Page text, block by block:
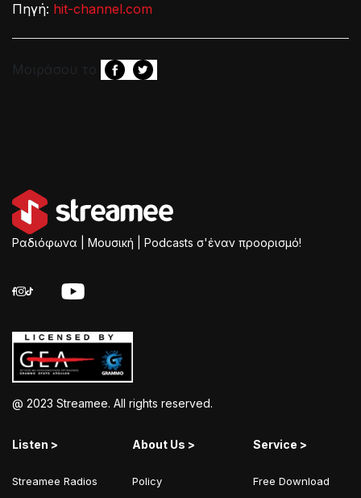
Πηγή: hit-channel.com
Μοιράσου το
Ραδιόφωνα | Μουσική | Podcasts σ'έναν προορισμό!
@ 2023 Streamee. All rights reserved.
Listen >
Streamee Radios
About Us >
Policy
Service >
Free Download